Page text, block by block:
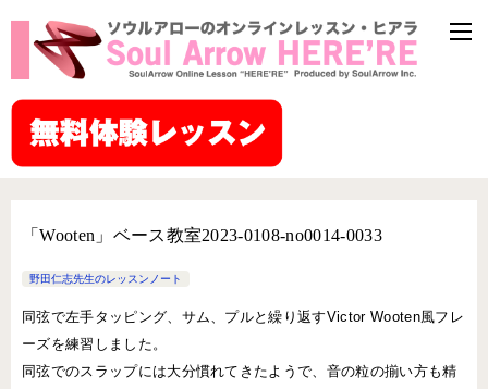
「Wooten」ベース教室2023-0108-no0014-0033
野田仁志先生のレッスンノート
同弦で左手タッピング、サム、プルと繰り返すVictor Wooten風フレ
ーズを練習しました。
同弦でのスラップには大分慣れてきたようで、音の粒の揃い方も精